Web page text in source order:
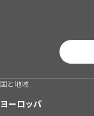
国と地域
ヨーロッパ